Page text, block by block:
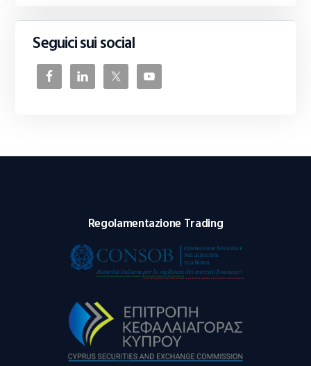
Seguici sui social
Regolamentazione Trading